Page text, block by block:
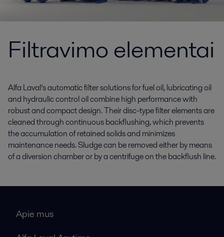
Filtravimo elementai
Alfa Laval’s automatic filter solutions for fuel oil, lubricating oil
and hydraulic control oil combine high performance with
robust and compact design. Their disc-type filter elements are
cleaned through continuous backflushing, which prevents
the accumulation of retained solids and minimizes
maintenance needs. Sludge can be removed either by means
of a diversion chamber or by a centrifuge on the backflush line.
Apie mus